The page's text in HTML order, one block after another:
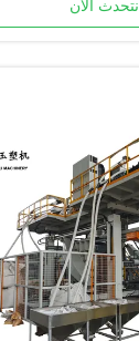
نتحدث الآن